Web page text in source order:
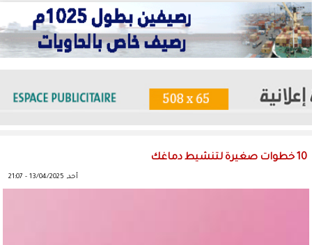
10 خطوات صغيرة لتنشيط دماغك
أحد, 13/04/2025 - 21:07